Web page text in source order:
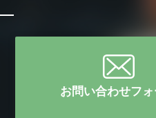
お問い合わせフ